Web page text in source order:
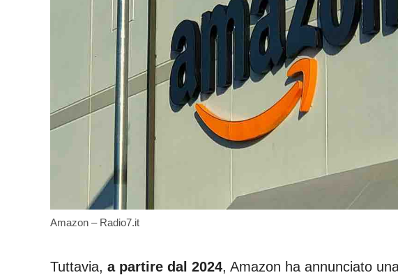
Amazon – Radio7.it
Tuttavia, a partire dal 2024, Amazon ha annunciato